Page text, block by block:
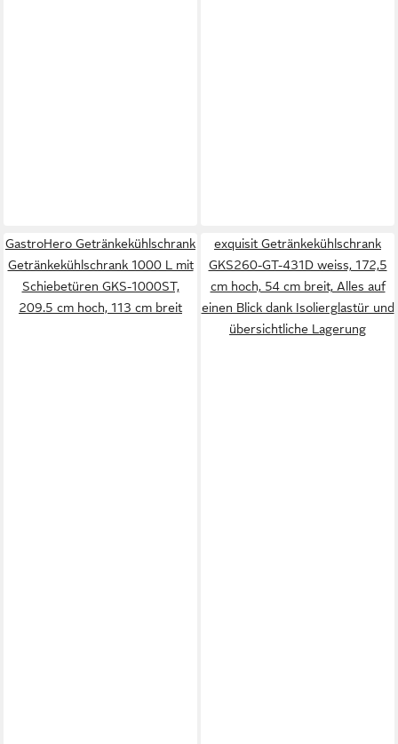
GastroHero Getränkekühlschrank
Getränkekühlschrank 1000 L mit
Schiebetüren GKS-1000ST,
209.5 cm hoch, 113 cm breit
exquisit Getränkekühlschrank
GKS260-GT-431D weiss, 172,5
cm hoch, 54 cm breit, Alles auf
einen Blick dank Isolierglastür und
übersichtliche Lagerung